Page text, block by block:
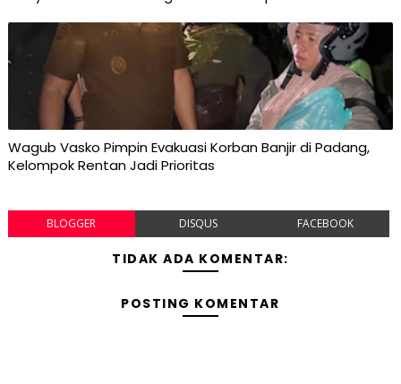
Wagub Vasko Pimpin Evakuasi Korban Banjir di Padang,
Kelompok Rentan Jadi Prioritas
BLOGGER DISQUS FACEBOOK
TIDAK ADA KOMENTAR:
POSTING KOMENTAR